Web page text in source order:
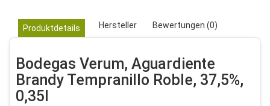
Produktdetails Hersteller Bewertungen (0)
Bodegas Verum, Aguardiente
Brandy Tempranillo Roble, 37,5%,
0,35l